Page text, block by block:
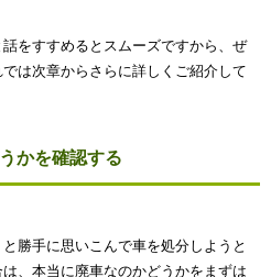
をすすめるとスムーズですから、ぜ
は次章からさらに詳しくご紹介して
かを確認する
勝手に思いこんで車を処分しようと
、本当に廃車なのかどうかをまずは